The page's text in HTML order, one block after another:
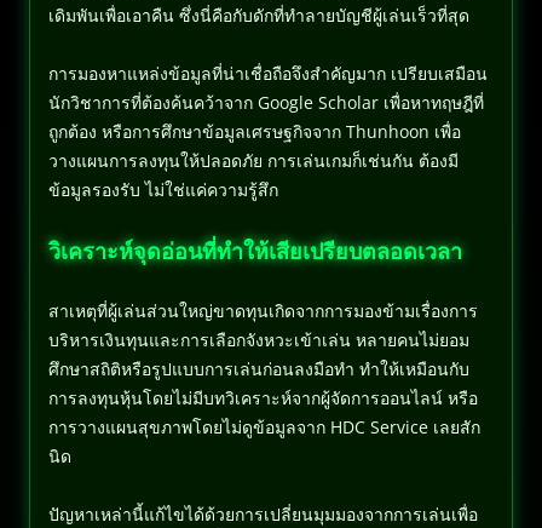
เดิมพันเพื่อเอาคืน ซึ่งนี่คือกับดักที่ทำลายบัญชีผู้เล่นเร็วที่สุด
การมองหาแหล่งข้อมูลที่น่าเชื่อถือจึงสำคัญมาก เปรียบเสมือน
นักวิชาการที่ต้องค้นคว้าจาก Google Scholar เพื่อหาทฤษฎีที่
ถูกต้อง หรือการศึกษาข้อมูลเศรษฐกิจจาก Thunhoon เพื่อ
วางแผนการลงทุนให้ปลอดภัย การเล่นเกมก็เช่นกัน ต้องมี
ข้อมูลรองรับ ไม่ใช่แค่ความรู้สึก
วิเคราะห์จุดอ่อนที่ทำให้เสียเปรียบตลอดเวลา
สาเหตุที่ผู้เล่นส่วนใหญ่ขาดทุนเกิดจากการมองข้ามเรื่องการ
บริหารเงินทุนและการเลือกจังหวะเข้าเล่น หลายคนไม่ยอม
ศึกษาสถิติหรือรูปแบบการเล่นก่อนลงมือทำ ทำให้เหมือนกับ
การลงทุนหุ้นโดยไม่มีบทวิเคราะห์จากผู้จัดการออนไลน์ หรือ
การวางแผนสุขภาพโดยไม่ดูข้อมูลจาก HDC Service เลยสัก
นิด
ปัญหาเหล่านี้แก้ไขได้ด้วยการเปลี่ยนมุมมองจากการเล่นเพื่อ